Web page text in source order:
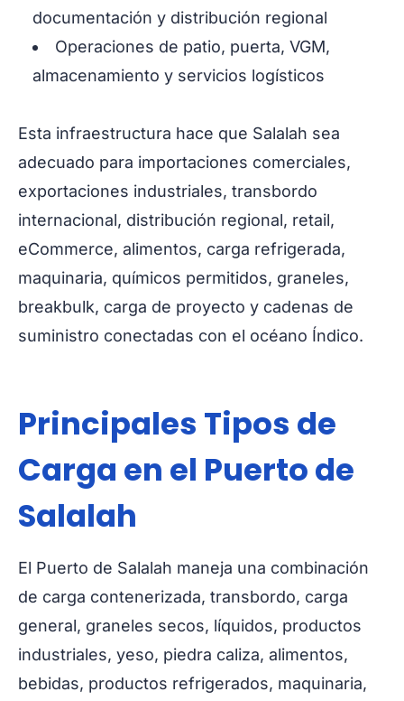
documentación y distribución regional
Operaciones de patio, puerta, VGM,
almacenamiento y servicios logísticos
Esta infraestructura hace que Salalah sea
adecuado para importaciones comerciales,
exportaciones industriales, transbordo
internacional, distribución regional, retail,
eCommerce, alimentos, carga refrigerada,
maquinaria, químicos permitidos, graneles,
breakbulk, carga de proyecto y cadenas de
suministro conectadas con el océano Índico.
Principales Tipos de
Carga en el Puerto de
Salalah
El Puerto de Salalah maneja una combinación
de carga contenerizada, transbordo, carga
general, graneles secos, líquidos, productos
industriales, yeso, piedra caliza, alimentos,
bebidas, productos refrigerados, maquinaria,